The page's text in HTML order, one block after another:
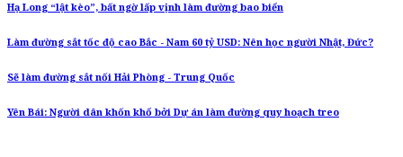
Hạ Long “lật kèo”, bất ngờ lấp vịnh làm đường bao biển
Làm đường sắt tốc độ cao Bắc - Nam 60 tỷ USD: Nên học người Nhật, Đức?
Sẽ làm đường sắt nối Hải Phòng - Trung Quốc
Yên Bái: Người dân khốn khổ bởi Dự án làm đường quy hoạch treo